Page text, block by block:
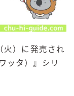
）に発売され
ッタ）』シリ